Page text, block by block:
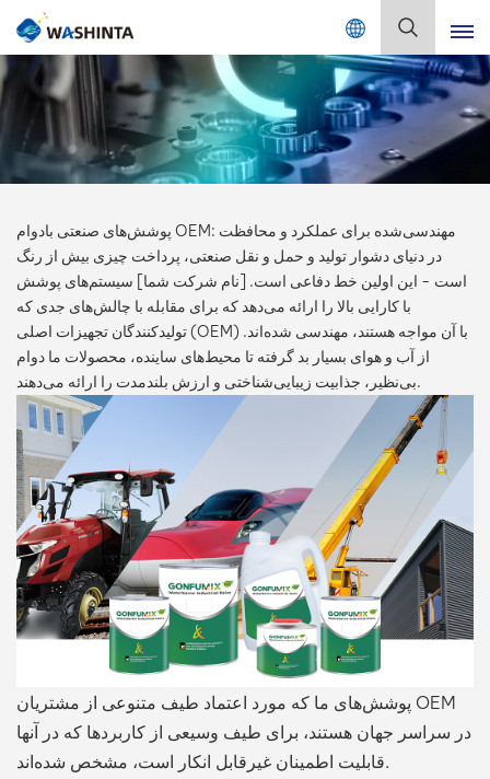
Mix Color Online
English
Français
Deutsch
Русский
Español
Português
한국어
بالعربية
فارسی
中文
پوشش‌های صنعتی بادوام OEM: مهندسی‌شده برای عملکرد و محافظت
در دنیای دشوار تولید و حمل و نقل صنعتی، پرداخت چیزی بیش از رنگ
است - این اولین خط دفاعی است. [نام شرکت شما] سیستم‌های پوشش
با کارایی بالا را ارائه می‌دهد که برای مقابله با چالش‌های جدی که
تولیدکنندگان تجهیزات اصلی (OEM) با آن مواجه هستند، مهندسی شده‌اند.
از آب و هوای بسیار بد گرفته تا محیط‌های ساینده، محصولات ما دوام
بی‌نظیر، جذابیت زیبایی‌شناختی و ارزش بلندمدت را ارائه می‌دهند.
پوشش‌های ما که مورد اعتماد طیف متنوعی از مشتریان OEM
در سراسر جهان هستند، برای طیف وسیعی از کاربردها که در آنها
قابلیت اطمینان غیرقابل انکار است، مشخص شده‌اند.